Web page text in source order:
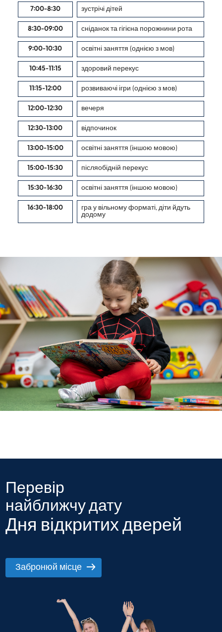
7:00-8:30 зустрічі дітей
8:30-09:00 сніданок та гігієна порожнини рота
9:00-10:30 освітні заняття (однією з мов)
10:45-11:15 здоровий перекус
11:15-12:00 розвиваючі ігри (однією з мов)
12:00-12:30 вечеря
12:30-13:00 відпочинок
13:00-15:00 освітні заняття (іншою мовою)
15:00-15:30 післяобідній перекус
15:30-16:30 освітні заняття (іншою мовою)
16:30-18:00
гра у вільному форматі, діти йдуть
додому
Перевір
найближчу дату
Дня відкритих дверей
Забронюй місце